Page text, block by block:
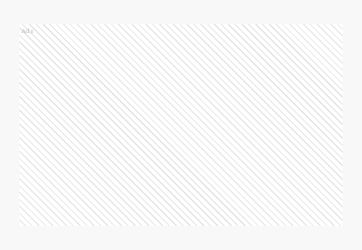
Ads